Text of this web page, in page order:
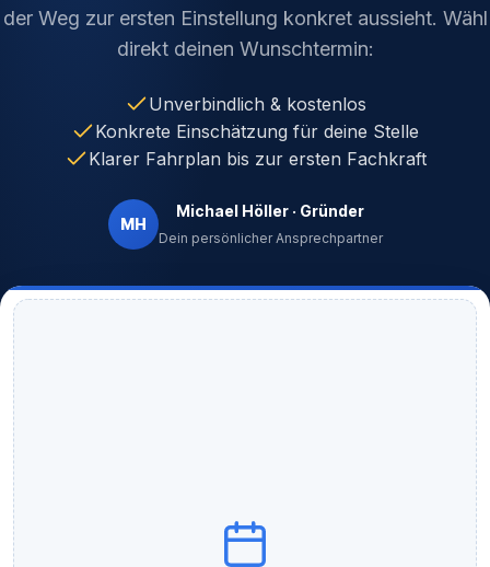
der Weg zur ersten Einstellung konkret aussieht. Wähl
direkt deinen Wunschtermin:
Unverbindlich & kostenlos
Konkrete Einschätzung für deine Stelle
Klarer Fahrplan bis zur ersten Fachkraft
MH
Michael Höller · Gründer
Dein persönlicher Ansprechpartner